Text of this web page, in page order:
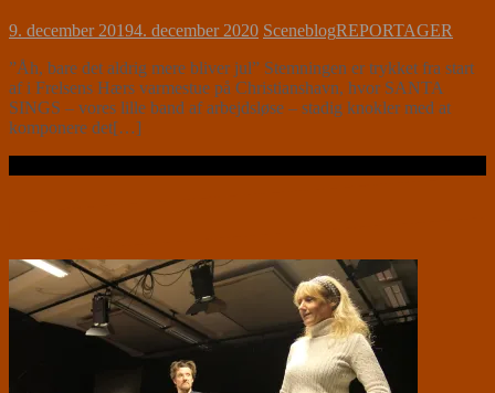
9. december 20194. december 2020 SceneblogREPORTAGER
”Åh, bare det aldrig mere bliver jul” Stemningen er trykket fra start
af i Frelsens Hærs varmestue på Christianshavn, hvor SANTA
SINGS – vores lille band af arbejdsløse – stadig knokler med at
komponere det[…]